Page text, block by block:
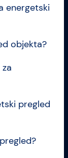
energetski
objekta?
pregled